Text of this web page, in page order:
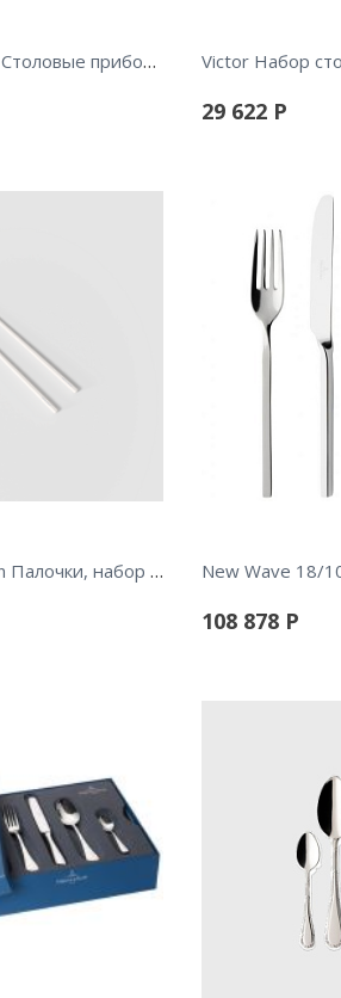
La Classica 18/10 Столовые приборы 24пр.
29 622 Р
BBQ Soup Passion Палочки, набор 2шт
108 878 Р